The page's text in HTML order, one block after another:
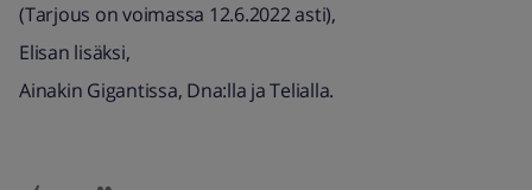
(Tarjous on voimassa 12.6.2022 asti),
Elisan lisäksi,
Ainakin Gigantissa, Dna:lla ja Telialla.